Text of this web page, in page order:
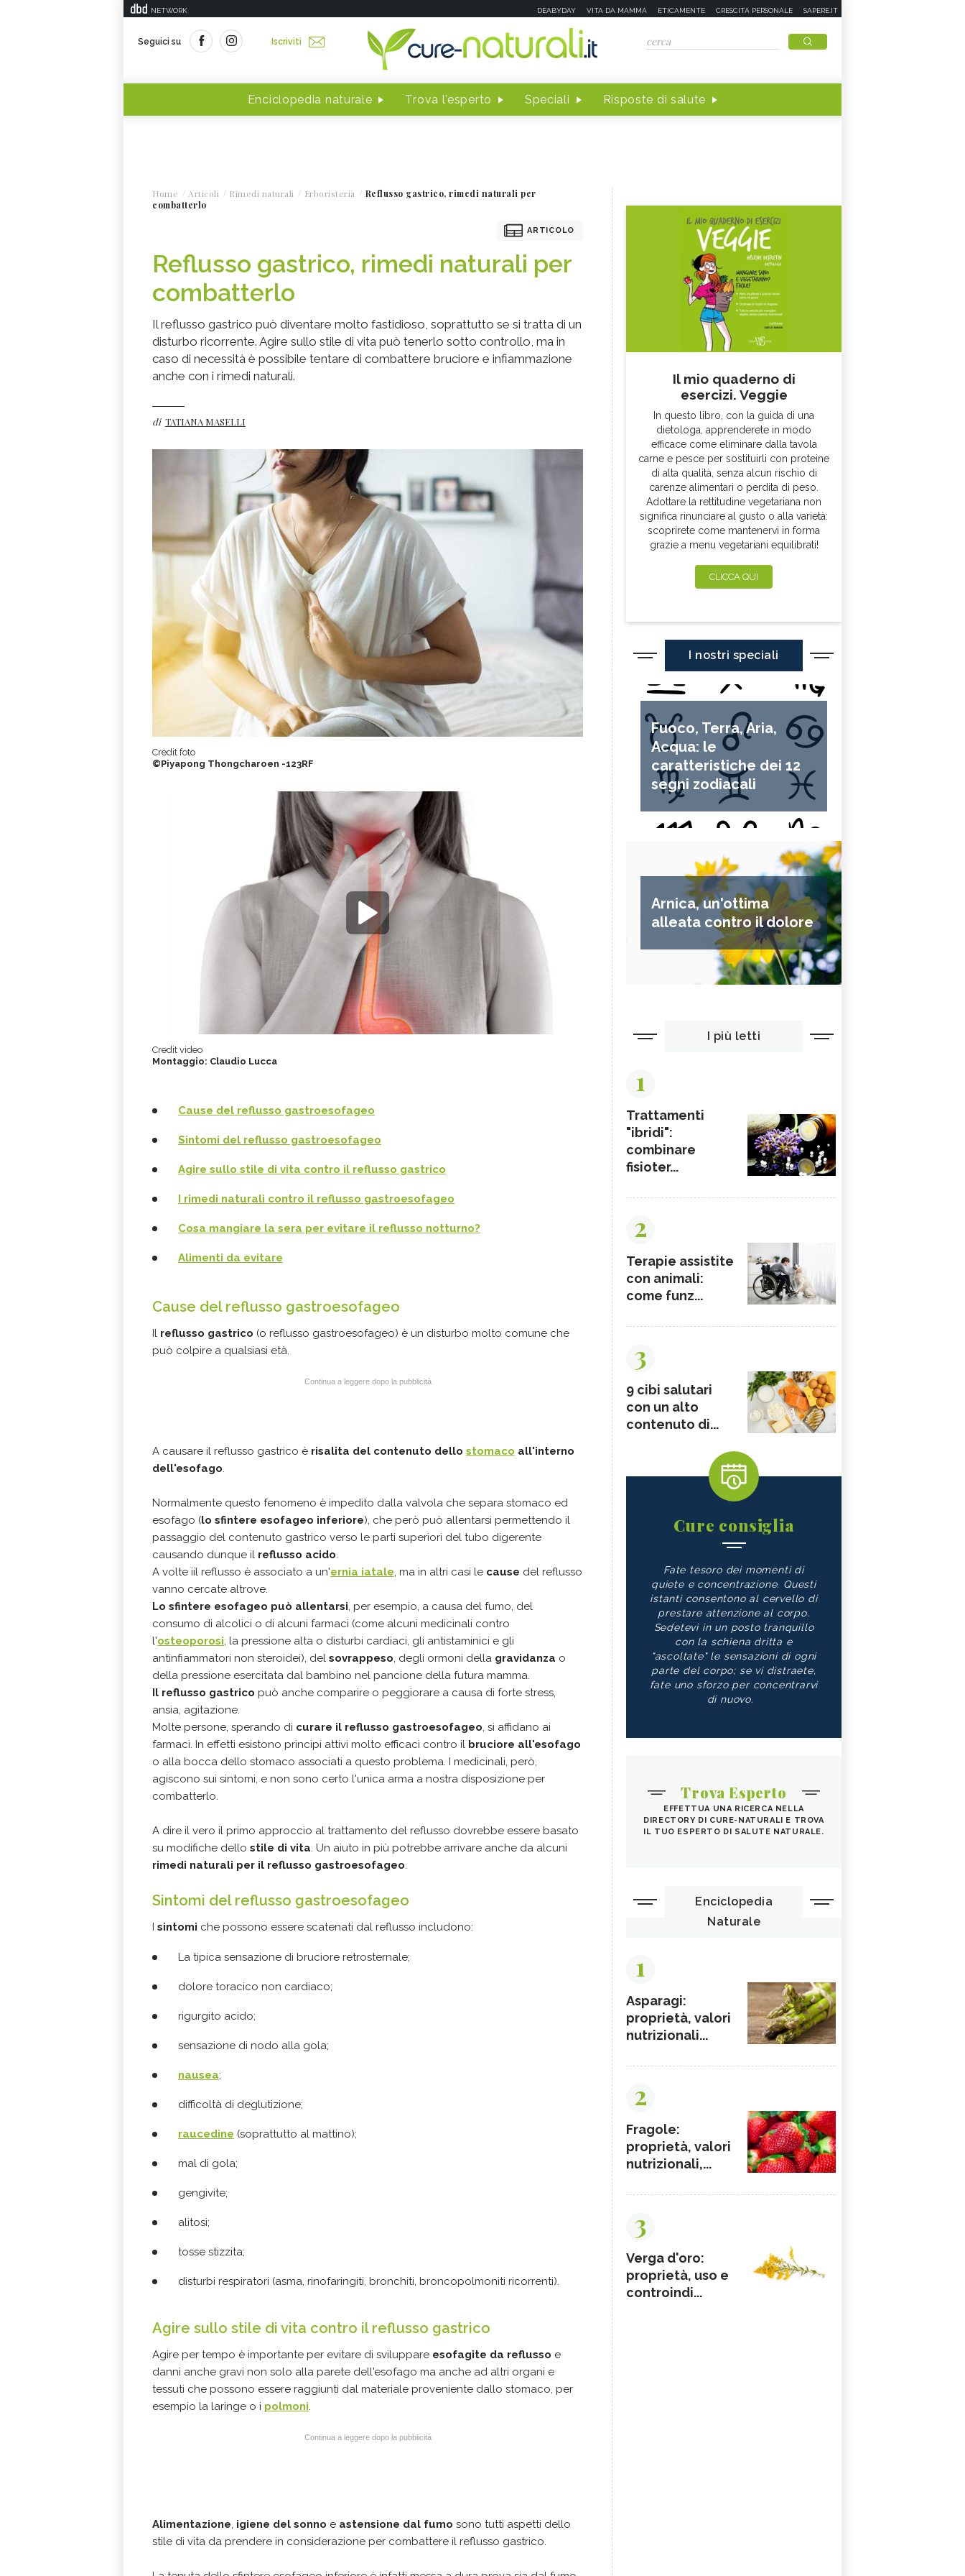
NETWORK DEABYDAY VITA DA MAMMA ETICAMENTE CRESCITA PERSONALE SAPERE.IT
Seguici su Iscriviti
Enciclopedia naturale Trova l'esperto Speciali Risposte di salute
Home Articoli Rimedi naturali Erboristeria
Reflusso gastrico, rimedi naturali per
combatterlo
ARTICOLO
Reflusso gastrico, rimedi naturali per
combatterlo
Il reflusso gastrico può diventare molto fastidioso, soprattutto se si tratta di un
disturbo ricorrente. Agire sullo stile di vita può tenerlo sotto controllo, ma in
caso di necessità è possibile tentare di combattere bruciore e infiammazione
anche con i rimedi naturali.
di TATIANA MASELLI
Credit foto
©Piyapong Thongcharoen -123RF
Credit video
Montaggio: Claudio Lucca
Cause del reflusso gastroesofageo
Sintomi del reflusso gastroesofageo
Agire sullo stile di vita contro il reflusso gastrico
I rimedi naturali contro il reflusso gastroesofageo
Cosa mangiare la sera per evitare il reflusso notturno?
Alimenti da evitare
Cause del reflusso gastroesofageo
Il reflusso gastrico (o reflusso gastroesofageo) è un disturbo molto comune che
può colpire a qualsiasi età.
Continua a leggere dopo la pubblicità
A causare il reflusso gastrico è risalita del contenuto dello stomaco all'interno
dell'esofago.
Normalmente questo fenomeno è impedito dalla valvola che separa stomaco ed
esofago (lo sfintere esofageo inferiore), che però può allentarsi permettendo il
passaggio del contenuto gastrico verso le parti superiori del tubo digerente
causando dunque il reflusso acido.
A volte iil reflusso è associato a un'ernia iatale, ma in altri casi le cause del reflusso
vanno cercate altrove.
Lo sfintere esofageo può allentarsi, per esempio, a causa del fumo, del
consumo di alcolici o di alcuni farmaci (come alcuni medicinali contro
l'osteoporosi, la pressione alta o disturbi cardiaci, gli antistaminici e gli
antinfiammatori non steroidei), del sovrappeso, degli ormoni della gravidanza o
della pressione esercitata dal bambino nel pancione della futura mamma.
Il reflusso gastrico può anche comparire o peggiorare a causa di forte stress,
ansia, agitazione.
Molte persone, sperando di curare il reflusso gastroesofageo, si affidano ai
farmaci. In effetti esistono principi attivi molto efficaci contro il bruciore all'esofago
o alla bocca dello stomaco associati a questo problema. I medicinali, però,
agiscono sui sintomi, e non sono certo l'unica arma a nostra disposizione per
combatterlo.
A dire il vero il primo approccio al trattamento del reflusso dovrebbe essere basato
su modifiche dello stile di vita. Un aiuto in più potrebbe arrivare anche da alcuni
rimedi naturali per il reflusso gastroesofageo.
Sintomi del reflusso gastroesofageo
I sintomi che possono essere scatenati dal reflusso includono:
La tipica sensazione di bruciore retrosternale;
dolore toracico non cardiaco;
rigurgito acido;
sensazione di nodo alla gola;
nausea;
difficoltà di deglutizione;
raucedine (soprattutto al mattino);
mal di gola;
gengivite;
alitosi;
tosse stizzita;
disturbi respiratori (asma, rinofaringiti, bronchiti, broncopolmoniti ricorrenti).
Agire sullo stile di vita contro il reflusso gastrico
Agire per tempo è importante per evitare di sviluppare esofagite da reflusso e
danni anche gravi non solo alla parete dell'esofago ma anche ad altri organi e
tessuti che possono essere raggiunti dal materiale proveniente dallo stomaco, per
esempio la laringe o i polmoni.
Continua a leggere dopo la pubblicità
Alimentazione, igiene del sonno e astensione dal fumo sono tutti aspetti dello
stile di vita da prendere in considerazione per combattere il reflusso gastrico.
Il mio quaderno di
esercizi. Veggie
In questo libro, con la guida di una
dietologa, apprenderete in modo
efficace come eliminare dalla tavola
carne e pesce per sostituirli con proteine
di alta qualità, senza alcun rischio di
carenze alimentari o perdita di peso.
Adottare la rettitudine vegetariana non
significa rinunciare al gusto o alla varietà:
scoprirete come mantenervi in forma
grazie a menu vegetariani equilibrati!
CLICCA QUI
I nostri speciali
Fuoco, Terra, Aria,
Acqua: le
caratteristiche dei 12
segni zodiacali
Arnica, un'ottima
alleata contro il dolore
I più letti
1
Trattamenti
"ibridi":
combinare
fisioter...
2
Terapie assistite
con animali:
come funz...
3
9 cibi salutari
con un alto
contenuto di...
Cure consiglia
Fate tesoro dei momenti di
quiete e concentrazione. Questi
istanti consentono al cervello di
prestare attenzione al corpo.
Sedetevi in un posto tranquillo
con la schiena dritta e
"ascoltate" le sensazioni di ogni
parte del corpo; se vi distraete,
fate uno sforzo per concentrarvi
di nuovo.
Trova Esperto
EFFETTUA UNA RICERCA NELLA
DIRECTORY DI CURE-NATURALI E TROVA
IL TUO ESPERTO DI SALUTE NATURALE.
Enciclopedia
Naturale
1
Asparagi:
proprietà, valori
nutrizionali...
2
Fragole:
proprietà, valori
nutrizionali,...
3
Verga d'oro:
proprietà, uso e
controindi...